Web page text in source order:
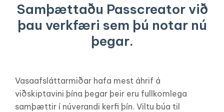
Samþættaðu Passcreator við
þau verkfæri sem þú notar nú
þegar.
Vasaafsláttarmiðar hafa mest áhrif á
viðskiptavini þína þegar þeir eru fullkomlega
samþættir í núverandi kerfi þín. Viltu búa til